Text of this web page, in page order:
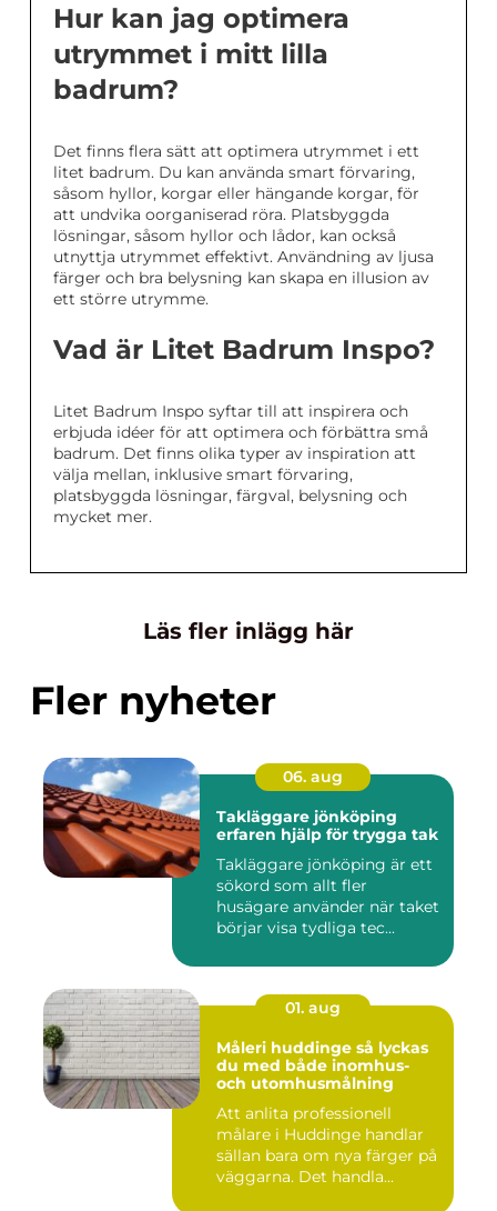
Hur kan jag optimera
utrymmet i mitt lilla
badrum?
Det finns flera sätt att optimera utrymmet i ett
litet badrum. Du kan använda smart förvaring,
såsom hyllor, korgar eller hängande korgar, för
att undvika oorganiserad röra. Platsbyggda
lösningar, såsom hyllor och lådor, kan också
utnyttja utrymmet effektivt. Användning av ljusa
färger och bra belysning kan skapa en illusion av
ett större utrymme.
Vad är Litet Badrum Inspo?
Litet Badrum Inspo syftar till att inspirera och
erbjuda idéer för att optimera och förbättra små
badrum. Det finns olika typer av inspiration att
välja mellan, inklusive smart förvaring,
platsbyggda lösningar, färgval, belysning och
mycket mer.
Läs fler inlägg här
Fler nyheter
06. aug
Takläggare jönköping
erfaren hjälp för trygga tak
Takläggare jönköping är ett
sökord som allt fler
husägare använder när taket
börjar visa tydliga tec...
01. aug
Måleri huddinge så lyckas
du med både inomhus-
och utomhusmålning
Att anlita professionell
målare i Huddinge handlar
sällan bara om nya färger på
väggarna. Det handla...